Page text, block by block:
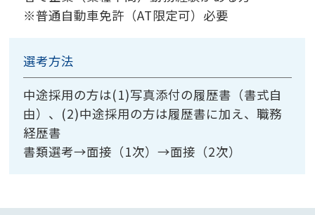
※普通自動車免許（AT限定可）必要
選考方法
中途採用の方は(1)写真添付の履歴書（書式自
由）、(2)中途採用の方は履歴書に加え、職務
経歴書
書類選考→面接（1次）→面接（2次）